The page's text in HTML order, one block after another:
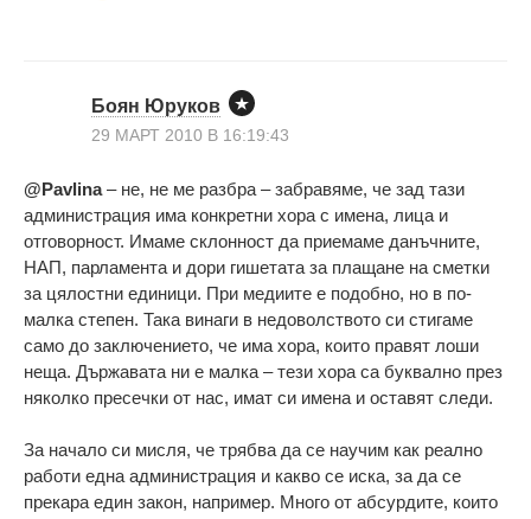
Боян Юруков
29 МАРТ 2010 В 16:19:43
@Pavlina– не, не ме разбра – забравяме, че зад тази
администрация има конкретни хора с имена, лица и
отговорност. Имаме склонност да приемаме данъчните,
НАП, парламента и дори гишетата за плащане на сметки
за цялостни единици. При медиите е подобно, но в по-
малка степен. Така винаги в недоволството си стигаме
само до заключението, че има хора, които правят лоши
неща. Държавата ни е малка – тези хора са буквално през
няколко пресечки от нас, имат си имена и оставят следи.
За начало си мисля, че трябва да се научим как реално
работи една администрация и какво се иска, за да се
прекара един закон, например. Много от абсурдите, които